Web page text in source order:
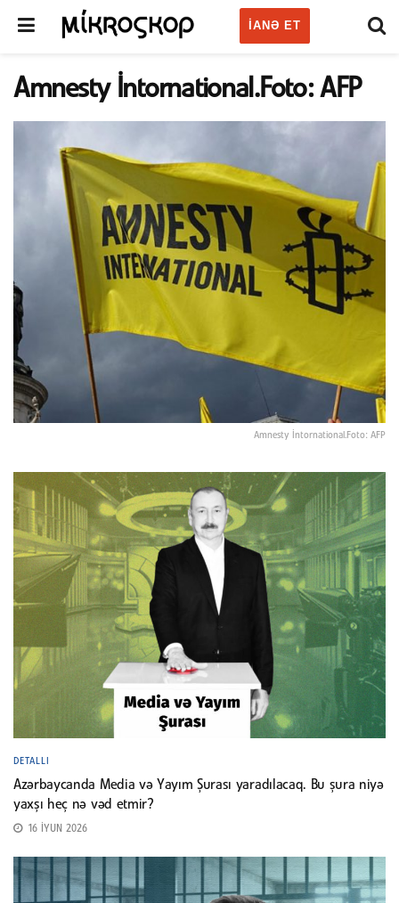
IANƏ ET
Amnesty İntornational.Foto: AFP
Amnesty İntornational.Foto: AFP
DETALLI
Azərbaycanda Media və Yayım Şurası yaradılacaq. Bu şura niyə
yaxşı heç nə vəd etmir?
16 İYUN 2026